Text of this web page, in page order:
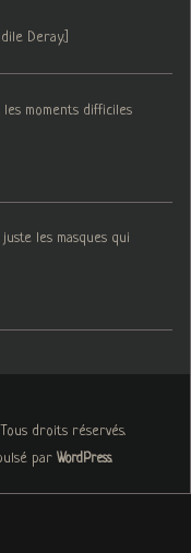
Deray.]
moments difficiles
les masques qui
Tous droits réservés.
par WordPress.